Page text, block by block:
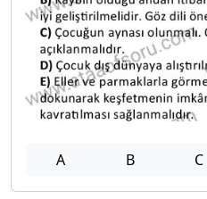
A B C